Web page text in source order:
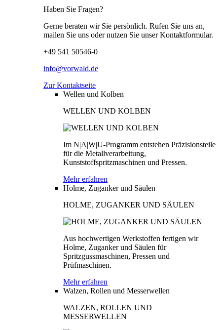
Haben Sie Fragen?
Gerne beraten wir Sie persönlich. Rufen Sie uns an,
mailen Sie uns oder nutzen Sie unser Kontaktformular.
+49 541 50546-0
info@vorwald.de
Zur Kontaktseite
Wellen und Kolben
WELLEN UND KOLBEN
Im N|A|W|U-Programm entstehen Präzisionsteile
für die Metallverarbeitung,
Kunststoffspritzmaschinen und Pressen.
Mehr erfahren
Holme, Zuganker und Säulen
HOLME, ZUGANKER UND SÄULEN
Aus hochwertigen Werkstoffen fertigen wir
Holme, Zuganker und Säulen für
Spritzgussmaschinen, Pressen und
Prüfmaschinen.
Mehr erfahren
Walzen, Rollen und Messerwellen
WALZEN, ROLLEN UND
MESSERWELLEN